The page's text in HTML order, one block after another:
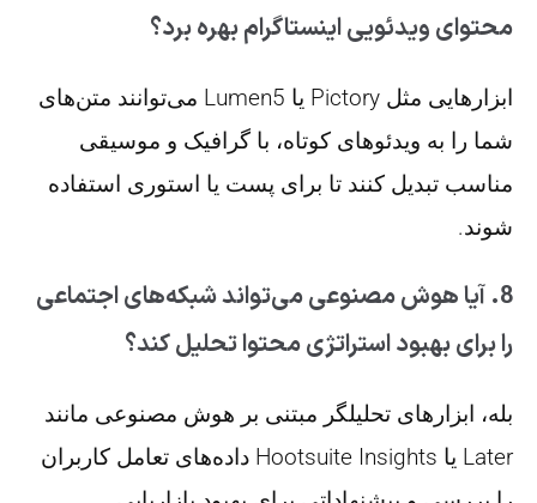
محتوای ویدئویی اینستاگرام بهره برد؟
ابزارهایی مثل Pictory یا Lumen5 می‌توانند متن‌های
شما را به ویدئوهای کوتاه، با گرافیک و موسیقی
مناسب تبدیل کنند تا برای پست یا استوری استفاده
شوند.
8. آیا هوش مصنوعی می‌تواند شبکه‌های اجتماعی
را برای بهبود استراتژی محتوا تحلیل کند؟
بله، ابزارهای تحلیلگر مبتنی بر هوش مصنوعی مانند
Later یا Hootsuite Insights داده‌های تعامل کاربران